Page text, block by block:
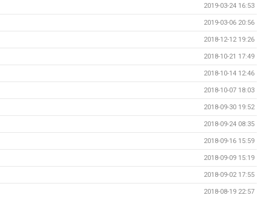
2019-03-24 16:53
2019-03-06 20:56
2018-12-12 19:26
2018-10-21 17:49
2018-10-14 12:46
2018-10-07 18:03
2018-09-30 19:52
2018-09-24 08:35
2018-09-16 15:59
2018-09-09 15:19
2018-09-02 17:55
2018-08-19 22:57